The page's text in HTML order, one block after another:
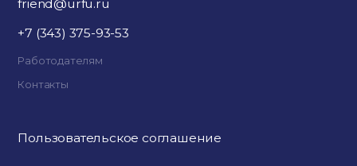
friend@urfu.ru
+7 (343) 375-93-53
Работодателям
Контакты
Пользовательское соглашение